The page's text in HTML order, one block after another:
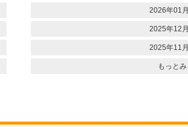
2026年01
2025年12
2025年11
もっとみ